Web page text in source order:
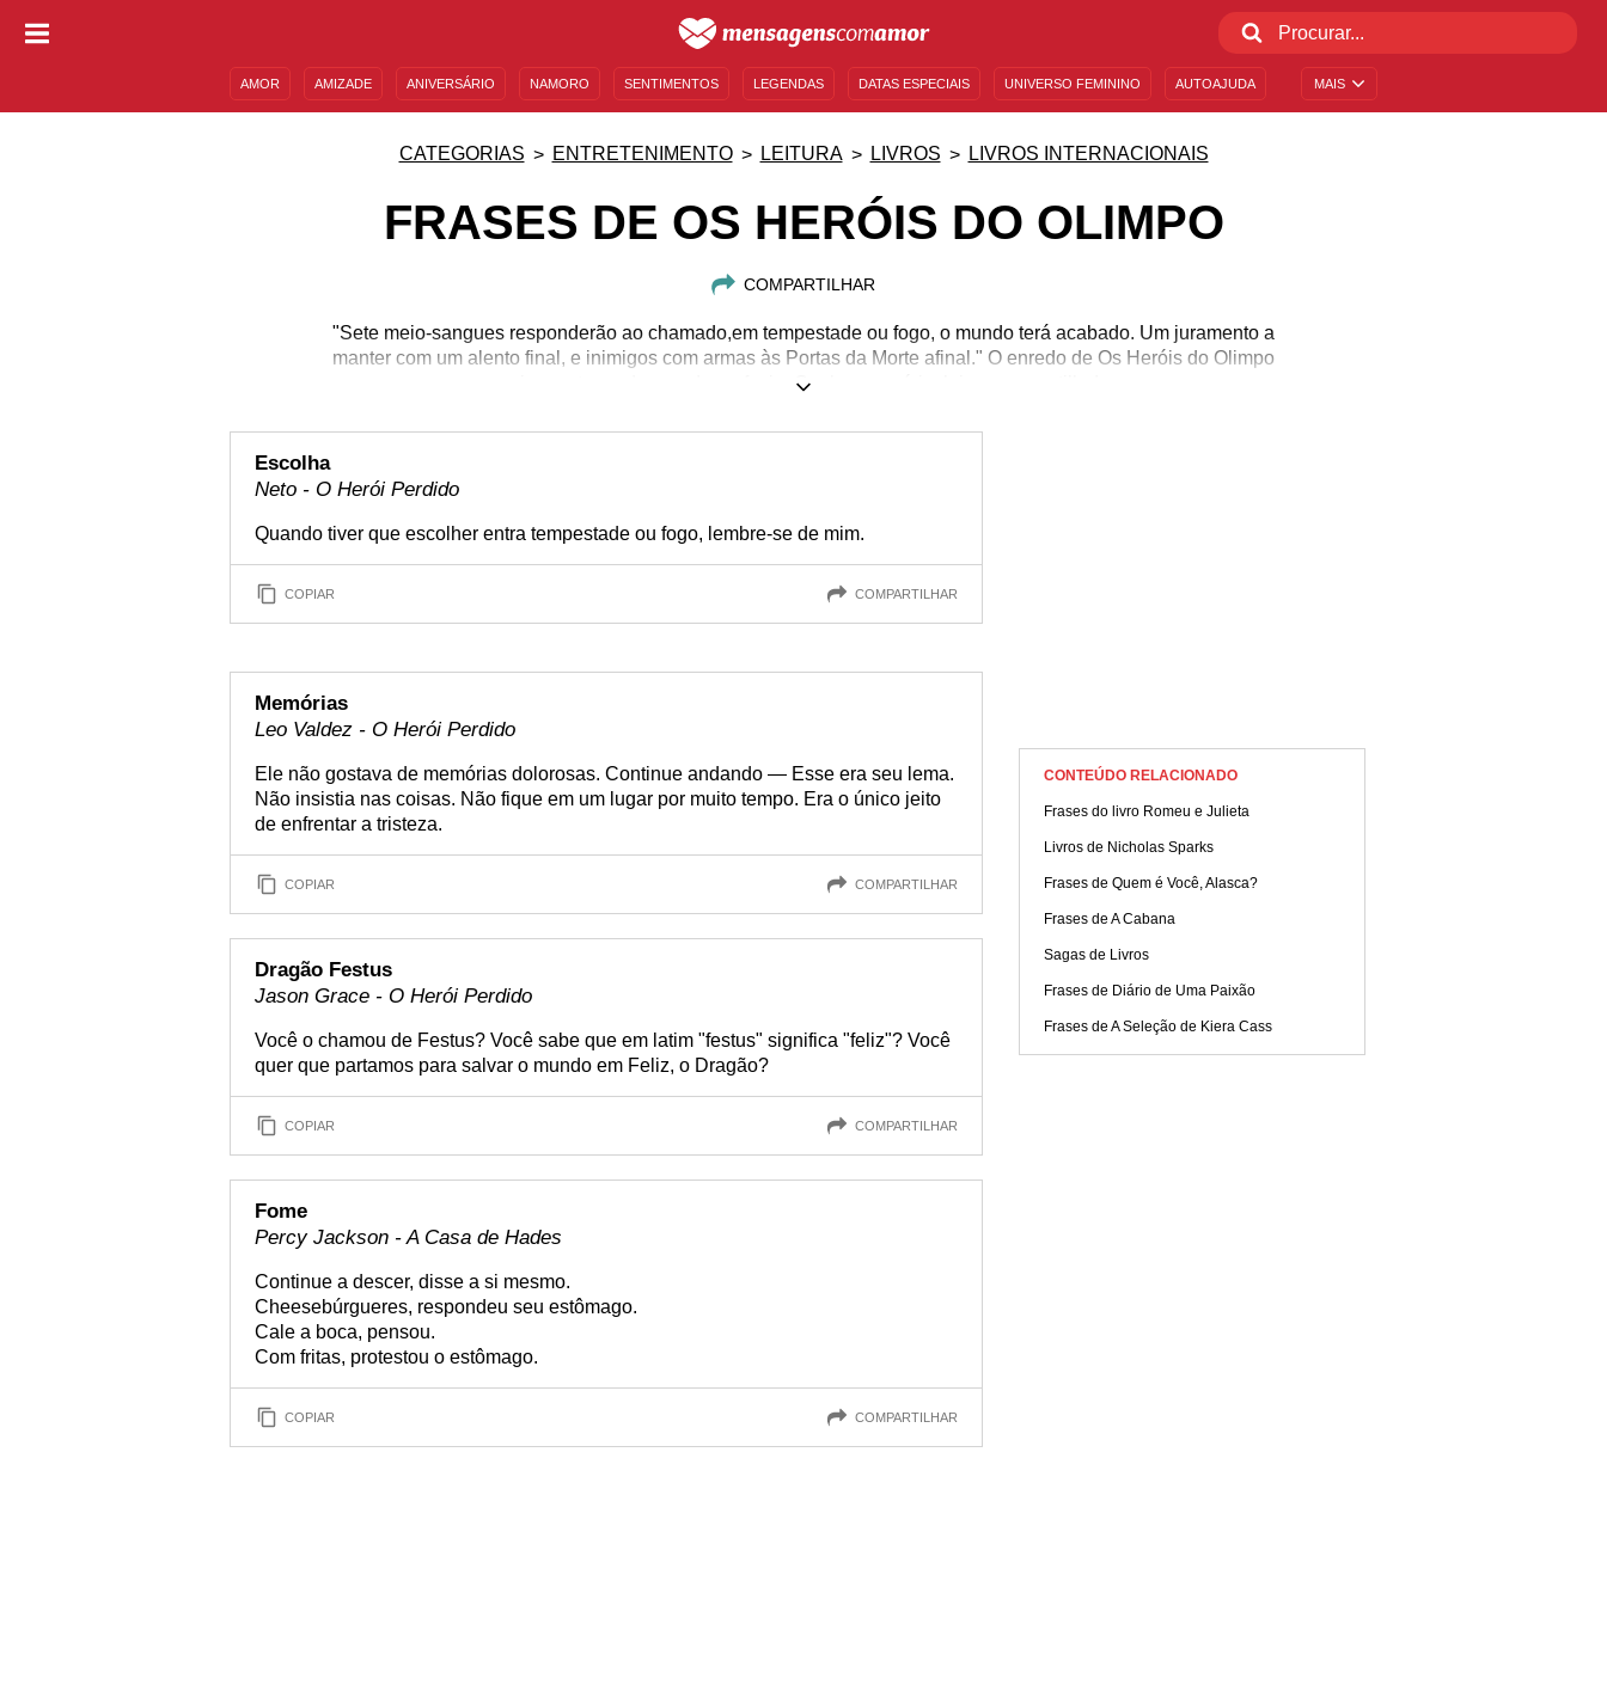
MAIS
AMOR AMIZADE ANIVERSÁRIO NAMORO SENTIMENTOS LEGENDAS DATAS ESPECIAIS UNIVERSO FEMININO AUTOAJUDA
CATEGORIAS ENTRETENIMENTO LEITURA LIVROS LIVROS INTERNACIONAIS
FRASES DE OS HERÓIS DO OLIMPO
COMPARTILHAR
"Sete meio-sangues responderão ao chamado,em tempestade ou fogo, o mundo terá acabado. Um juramento a
manter com um alento final, e inimigos com armas às Portas da Morte afinal." O enredo de Os Heróis do Olimpo
gira em torno da grande profecia. Conheça a série, leia e compartilhe!
Escolha
Neto - O Herói Perdido
Quando tiver que escolher entra tempestade ou fogo, lembre-se de mim.
COPIAR COMPARTILHAR
Memórias
Leo Valdez - O Herói Perdido
Ele não gostava de memórias dolorosas. Continue andando — Esse era seu lema.
Não insistia nas coisas. Não fique em um lugar por muito tempo. Era o único jeito
de enfrentar a tristeza.
COPIAR COMPARTILHAR
Dragão Festus
Jason Grace - O Herói Perdido
Você o chamou de Festus? Você sabe que em latim "festus" significa "feliz"? Você
quer que partamos para salvar o mundo em Feliz, o Dragão?
COPIAR COMPARTILHAR
Fome
Percy Jackson - A Casa de Hades
Continue a descer, disse a si mesmo.
Cheesebúrgueres, respondeu seu estômago.
Cale a boca, pensou.
Com fritas, protestou o estômago.
COPIAR COMPARTILHAR
CONTEÚDO RELACIONADO
Frases do livro Romeu e Julieta
Livros de Nicholas Sparks
Frases de Quem é Você, Alasca?
Frases de A Cabana
Sagas de Livros
Frases de Diário de Uma Paixão
Frases de A Seleção de Kiera Cass